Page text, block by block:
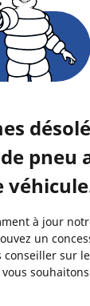
pneu
à jour
un
sur